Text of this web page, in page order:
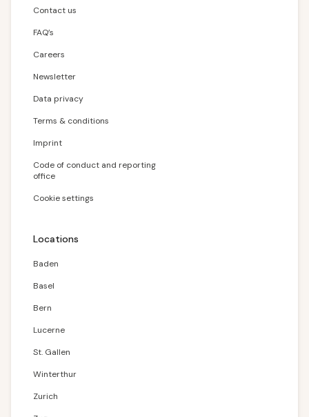
Contact us
FAQ’s
Careers
Newsletter
Data privacy
Terms & conditions
Imprint
Code of conduct and reporting
office
Cookie settings
Locations
Baden
Basel
Bern
Lucerne
St. Gallen
Winterthur
Zurich